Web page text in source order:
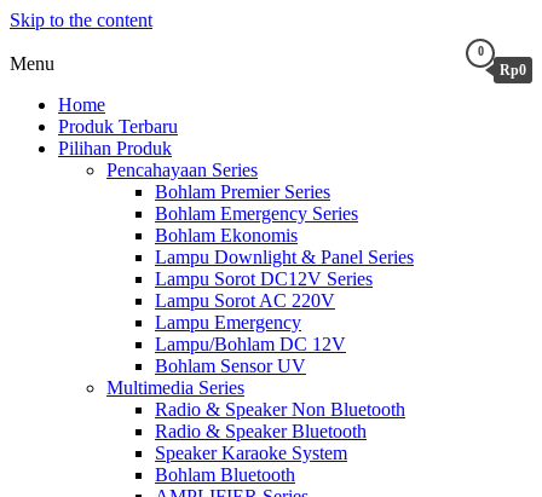
Skip to the content
0
Rp0
Menu
Home
Produk Terbaru
Pilihan Produk
Pencahayaan Series
Bohlam Premier Series
Bohlam Emergency Series
Bohlam Ekonomis
Lampu Downlight & Panel Series
Lampu Sorot DC12V Series
Lampu Sorot AC 220V
Lampu Emergency
Lampu/Bohlam DC 12V
Bohlam Sensor UV
Multimedia Series
Radio & Speaker Non Bluetooth
Radio & Speaker Bluetooth
Speaker Karaoke System
Bohlam Bluetooth